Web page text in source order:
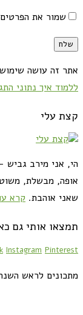
שמור את
אתר זה עושה
ללמוד איך נתוני
קצת עלי
הי, אני מירב גביש
אופה, מבשלת,
שאני אוהבת. קרא
תמצאו אותי גם
Instagram Pinterest
מתכונים לראש